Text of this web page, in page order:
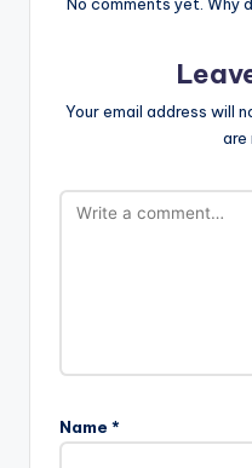
Your email address will
are
Name *